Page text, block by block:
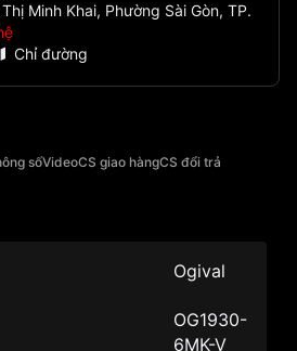
Minh Khai, Phường Sài Gòn, TP.
Chỉ đường
sốVideoCS giao hàngCS đổi trả
Hiệu
Ogival
OG1930-
6MK-V